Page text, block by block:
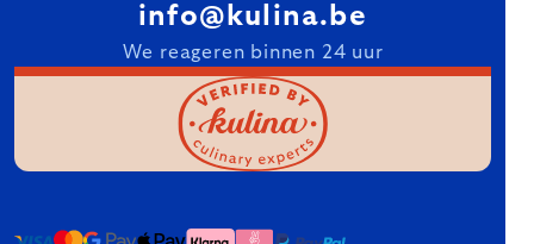
info@kulina.be
We reageren binnen 24 uur